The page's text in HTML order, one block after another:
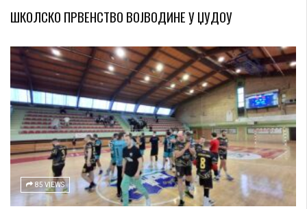
ШКОЛСКО ПРВЕНСТВО ВОЈВОДИНЕ У ЏУДОУ
85 VIEWS